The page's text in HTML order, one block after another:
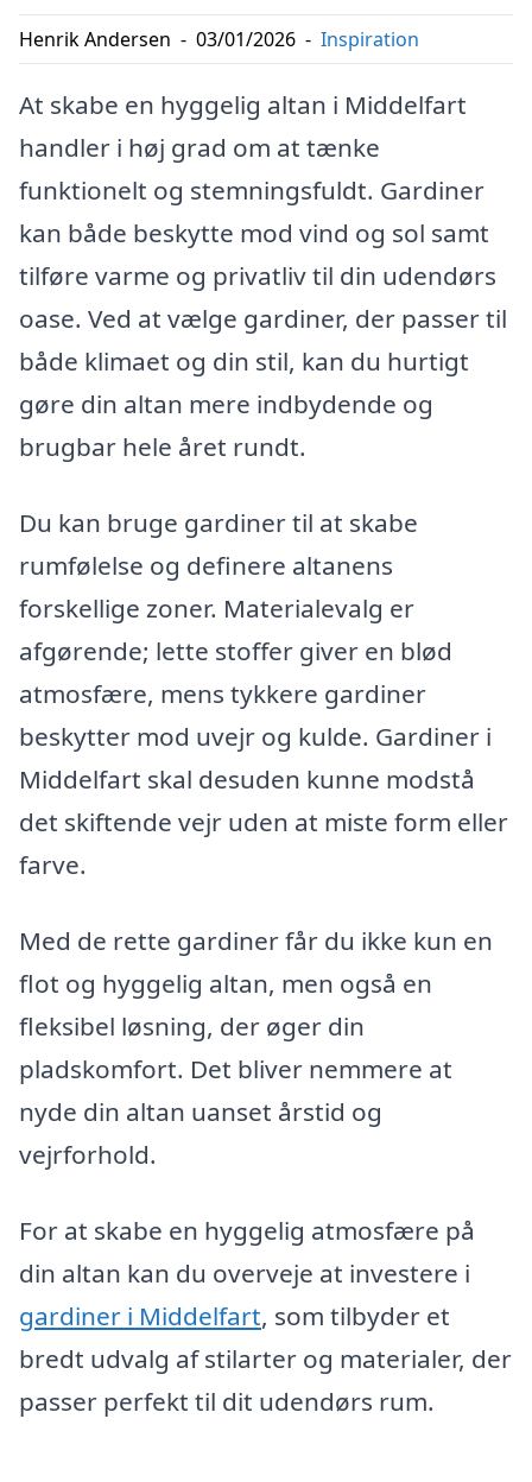
Henrik Andersen - 03/01/2026 - Inspiration
At skabe en hyggelig altan i Middelfart
handler i høj grad om at tænke
funktionelt og stemningsfuldt. Gardiner
kan både beskytte mod vind og sol samt
tilføre varme og privatliv til din udendørs
oase. Ved at vælge gardiner, der passer til
både klimaet og din stil, kan du hurtigt
gøre din altan mere indbydende og
brugbar hele året rundt.
Du kan bruge gardiner til at skabe
rumfølelse og definere altanens
forskellige zoner. Materialevalg er
afgørende; lette stoffer giver en blød
atmosfære, mens tykkere gardiner
beskytter mod uvejr og kulde. Gardiner i
Middelfart skal desuden kunne modstå
det skiftende vejr uden at miste form eller
farve.
Med de rette gardiner får du ikke kun en
flot og hyggelig altan, men også en
fleksibel løsning, der øger din
pladskomfort. Det bliver nemmere at
nyde din altan uanset årstid og
vejrforhold.
For at skabe en hyggelig atmosfære på
din altan kan du overveje at investere i
gardiner i Middelfart, som tilbyder et
bredt udvalg af stilarter og materialer, der
passer perfekt til dit udendørs rum.